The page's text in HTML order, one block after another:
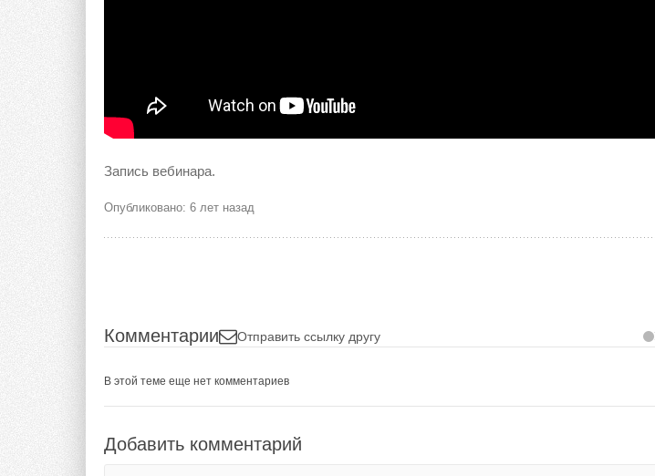
Запись вебинара.
Опубликовано: 6 лет назад
Комментарии Отправить ссылку другу
В этой теме еще нет комментариев
Добавить комментарий